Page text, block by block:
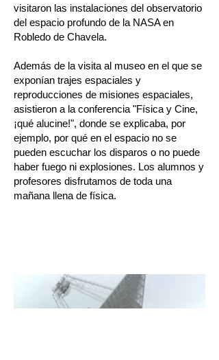
visitaron las instalaciones del observatorio
del espacio profundo de la NASA en
Robledo de Chavela.
Además de la visita al museo en el que se
exponían trajes espaciales y
reproducciones de misiones espaciales,
asistieron a la conferencia "Física y Cine,
¡qué alucine!", donde se explicaba, por
ejemplo, por qué en el espacio no se
pueden escuchar los disparos o no puede
haber fuego ni explosiones. Los alumnos y
profesores disfrutamos de toda una
mañana llena de física.​